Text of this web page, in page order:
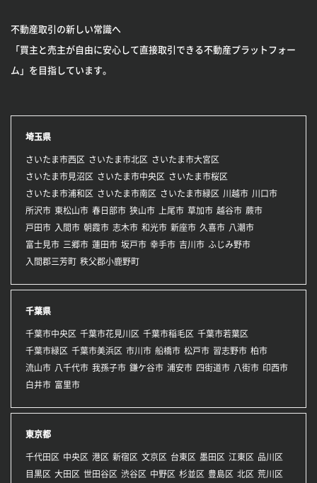
不動産取引の新しい常識へ
「買主と売主が自由に安心して直接取引できる不動産プラットフォー
ム」を目指しています。
埼玉県
さいたま市西区 さいたま市北区
さいたま市大宮区
さいたま市見沼区
さいたま市中央区
さいたま市桜区
さいたま市浦和区
さいたま市南区 さいたま市緑区 川越市 川口市
所沢市 東松山市 春日部市 狭山市 上尾市 草加市 越谷市 蕨市
戸田市 入間市 朝霞市 志木市 和光市 新座市 久喜市 八潮市
富士見市 三郷市 蓮田市 坂戸市 幸手市 吉川市 ふじみ野市
入間郡三芳町 秩父郡小鹿野町
千葉県
千葉市中央区 千葉市花見川区 千葉市稲毛区 千葉市若葉区
千葉市緑区 千葉市美浜区 市川市 船橋市 松戸市 習志野市 柏市
流山市 八千代市 我孫子市 鎌ケ谷市 浦安市 四街道市 八街市 印西市
白井市 富里市
東京都
千代田区 中央区 港区 新宿区 文京区 台東区 墨田区 江東区 品川区
目黒区 大田区 世田谷区 渋谷区 中野区 杉並区 豊島区 北区 荒川区